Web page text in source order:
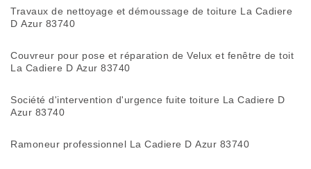
Travaux de nettoyage et démoussage de toiture La Cadiere
D Azur 83740
Couvreur pour pose et réparation de Velux et fenêtre de toit
La Cadiere D Azur 83740
Société d'intervention d'urgence fuite toiture La Cadiere D
Azur 83740
Ramoneur professionnel La Cadiere D Azur 83740